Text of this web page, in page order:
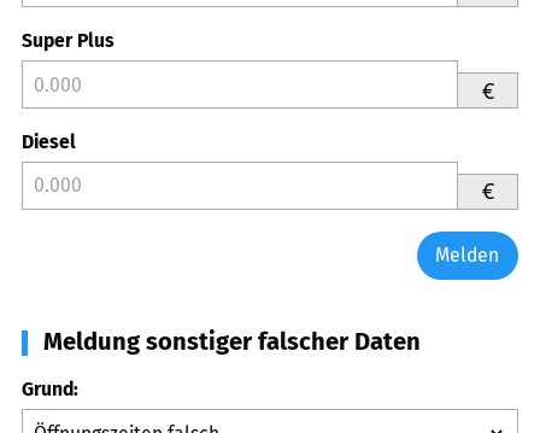
Super Plus
€
Diesel
€
Melden
Meldung sonstiger falscher Daten
Grund: